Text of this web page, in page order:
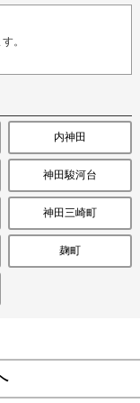
6つの強み
お客様の声
お知らせ
お問い合わせ
。
内神田
神田駿河台
神田三崎町
麹町